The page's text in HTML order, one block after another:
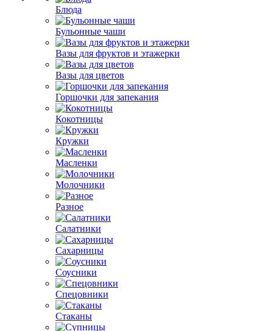
Блюда
Бульонные чаши
Вазы для фруктов и этажерки
Вазы для цветов
Горшочки для запекания
Кокотницы
Кружки
Масленки
Молочники
Разное
Салатники
Сахарницы
Соусники
Спецовники
Стаканы